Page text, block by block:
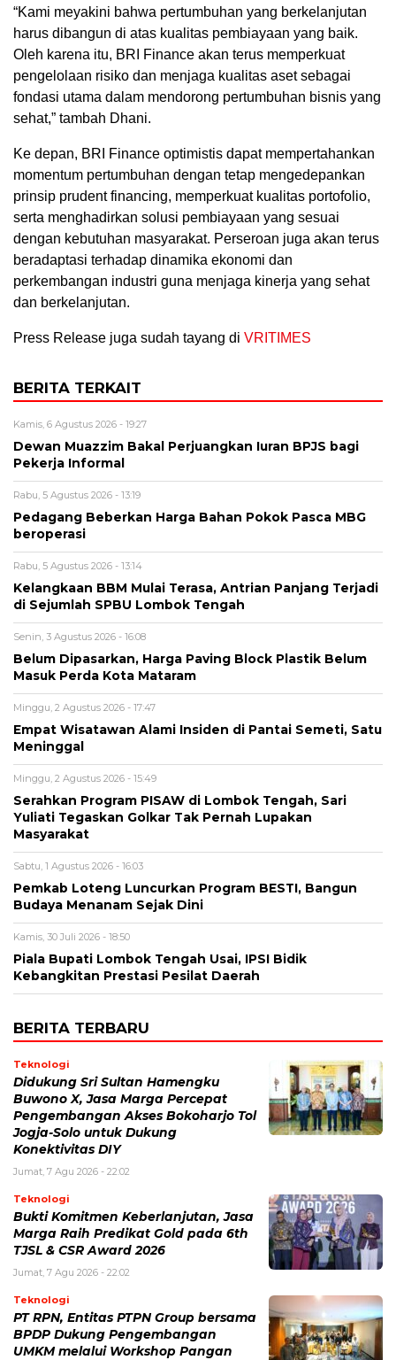
“Kami meyakini bahwa pertumbuhan yang berkelanjutan
harus dibangun di atas kualitas pembiayaan yang baik.
Oleh karena itu, BRI Finance akan terus memperkuat
pengelolaan risiko dan menjaga kualitas aset sebagai
fondasi utama dalam mendorong pertumbuhan bisnis yang
sehat,” tambah Dhani.
Ke depan, BRI Finance optimistis dapat mempertahankan
momentum pertumbuhan dengan tetap mengedepankan
prinsip prudent financing, memperkuat kualitas portofolio,
serta menghadirkan solusi pembiayaan yang sesuai
dengan kebutuhan masyarakat. Perseroan juga akan terus
beradaptasi terhadap dinamika ekonomi dan
perkembangan industri guna menjaga kinerja yang sehat
dan berkelanjutan.
Press Release juga sudah tayang di VRITIMES
BERITA TERKAIT
Kamis, 6 Agustus 2026 - 19:27
Dewan Muazzim Bakal Perjuangkan Iuran BPJS bagi
Pekerja Informal
Rabu, 5 Agustus 2026 - 13:19
Pedagang Beberkan Harga Bahan Pokok Pasca MBG
beroperasi
Rabu, 5 Agustus 2026 - 13:14
Kelangkaan BBM Mulai Terasa, Antrian Panjang Terjadi
di Sejumlah SPBU Lombok Tengah
Senin, 3 Agustus 2026 - 16:08
Belum Dipasarkan, Harga Paving Block Plastik Belum
Masuk Perda Kota Mataram
Minggu, 2 Agustus 2026 - 17:47
Empat Wisatawan Alami Insiden di Pantai Semeti, Satu
Meninggal
Minggu, 2 Agustus 2026 - 15:49
Serahkan Program PISAW di Lombok Tengah, Sari
Yuliati Tegaskan Golkar Tak Pernah Lupakan
Masyarakat
Sabtu, 1 Agustus 2026 - 16:03
Pemkab Loteng Luncurkan Program BESTI, Bangun
Budaya Menanam Sejak Dini
Kamis, 30 Juli 2026 - 18:50
Piala Bupati Lombok Tengah Usai, IPSI Bidik
Kebangkitan Prestasi Pesilat Daerah
BERITA TERBARU
Teknologi
Didukung Sri Sultan Hamengku
Buwono X, Jasa Marga Percepat
Pengembangan Akses Bokoharjo Tol
Jogja-Solo untuk Dukung
Konektivitas DIY
Jumat, 7 Agu 2026 - 22:02
Teknologi
Bukti Komitmen Keberlanjutan, Jasa
Marga Raih Predikat Gold pada 6th
TJSL & CSR Award 2026
Jumat, 7 Agu 2026 - 22:02
Teknologi
PT RPN, Entitas PTPN Group bersama
BPDP Dukung Pengembangan
UMKM melalui Workshop Pangan